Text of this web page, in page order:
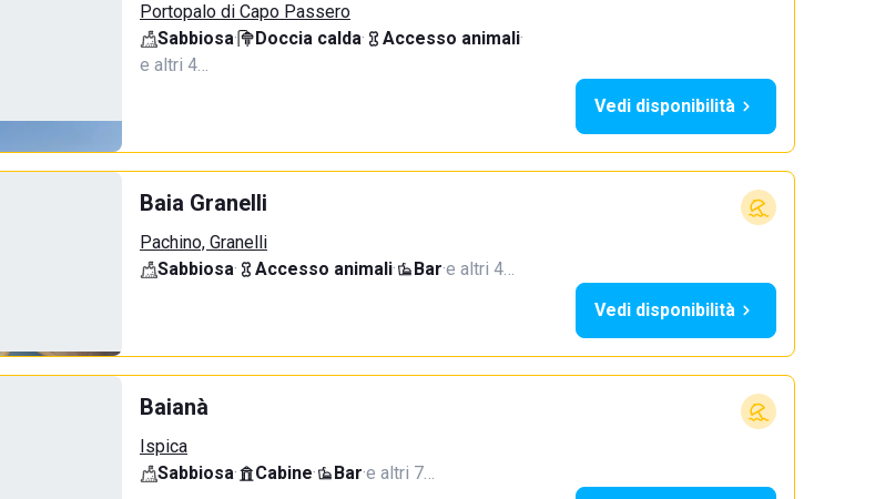
Portopalo di Capo Passero
Sabbiosa· Doccia calda· Accesso animali·
e altri 4…
Vedi disponibilità
Baia Granelli
Pachino, Granelli
Sabbiosa· Accesso animali· Bar·e altri 4…
Vedi disponibilità
Baianà
Ispica
Sabbiosa· Cabine· Bar·e altri 7…